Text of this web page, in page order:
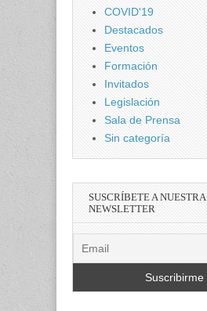
COVID'19
Destacados
Eventos
Formación
Invitados
Legislación
Sala de Prensa
Sin categoría
SUSCRÍBETE A NUESTRA
NEWSLETTER